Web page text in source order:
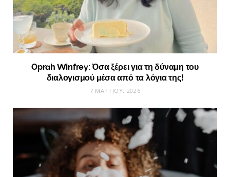
Oprah Winfrey: Όσα ξέρει για τη δύναμη του
διαλογισμού μέσα από τα λόγια της!
7 ΜΑΡΤΊΟΥ, 2026